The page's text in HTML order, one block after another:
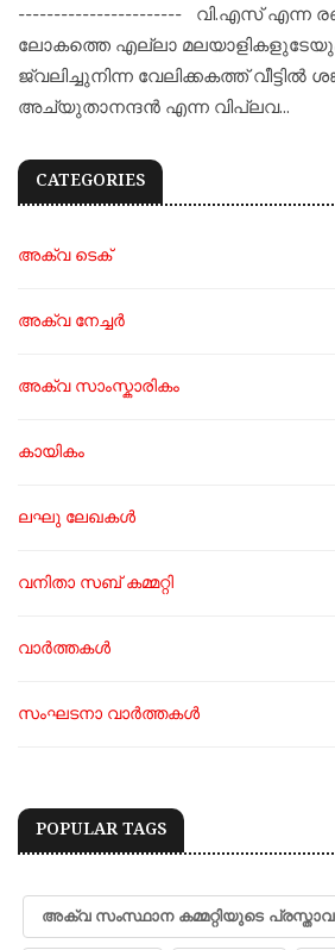
----------------------- വി.എസ് എന്ന
ലോകത്തെ എല്ലാ
ജ്വലിച്ചുനിന്ന വേലിക്കകത്ത് വീട്ടിൽ
അച്യുതാനന്ദൻ എന്ന വിപ്ലവ...
CATEGORIES
അക്വ ടെക്
അക്വ നേച്ചർ
അക്വ സാംസ്കാരികം
കായികം
ലഘു ലേഖകൾ
വനിതാ സബ് കമ്മറ്റി
വാർത്തകൾ
സംഘടനാ വാർത്തകൾ
POPULAR TAGS
അക്വ സംസ്ഥാന കമ്മറ്റിയുടെ